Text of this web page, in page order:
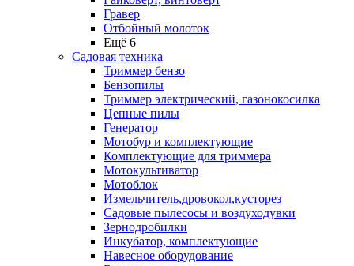
Гравер
Отбойный молоток
Ещё 6
Садовая техника
Триммер бензо
Бензопилы
Триммер электрический, газонокосилка
Цепные пилы
Генератор
Мотобур и комплектующие
Комплектующие для триммера
Мотокультиватор
Мотоблок
Измельчитель,дровокол,кусторез
Садовые пылесосы и воздуходувки
Зернодробилки
Инкубатор, комплектующие
Навесное оборудование